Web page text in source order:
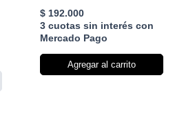
$192.000
3 cuotas sin interés con
Mercado Pago
Agregar al carrito